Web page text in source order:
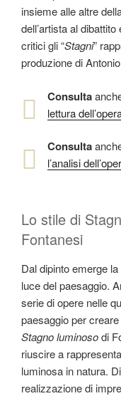
insieme alle altre
dell’artista al
critici gli “Stagni”
produzione di
Consulta
lettura
Consulta
l’analisi
Lo stile di
Fontanesi
Dal dipinto emerge
luce del paesaggio.
serie di opere nelle
paesaggio per
Stagno luminosodi
riuscire a
luminosa in natura.
realizzazione di